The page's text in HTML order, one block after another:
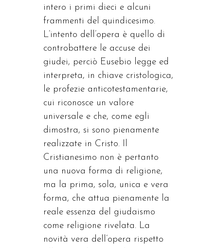
intero i primi dieci e alcuni
frammenti del quindicesimo.
L’intento dell’opera è quello di
controbattere le accuse dei
giudei, perciò Eusebio legge ed
interpreta, in chiave cristologica,
le profezie anticotestamentarie,
cui riconosce un valore
universale e che, come egli
dimostra, si sono pienamente
realizzate in Cristo. Il
Cristianesimo non è pertanto
una nuova forma di religione,
ma la prima, sola, unica e vera
forma, che attua pienamente la
reale essenza del giudaismo
come religione rivelata. La
novità vera dell’opera rispetto